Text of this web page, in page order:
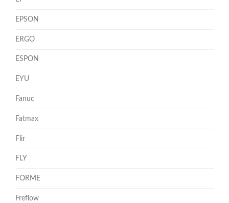
EPSON
ERGO
ESPON
EYU
Fanuc
Fatmax
Flir
FLY
FORME
Freflow